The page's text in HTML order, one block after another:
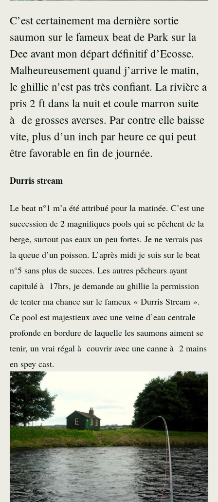
C’est certainement ma dernière sortie
saumon sur le fameux beat de Park sur la
Dee avant mon départ définitif d’Ecosse.
Malheureusement quand j’arrive le matin,
le ghillie n’est pas très confiant. La rivière a
pris 2 ft dans la nuit et coule marron suite
à de grosses averses. Par contre elle baisse
vite, plus d’un inch par heure ce qui peut
être favorable en fin de journée.
Durris stream
Le beat n°1 m’a été attribué pour la matinée. C’est une
succession de 2 magnifiques pools qui se pêchent de la
berge, surtout pas eaux un peu fortes. Je ne verrais pas
la queue d’un poisson. L’après midi je suis sur le beat
n°5 sans plus de succes. Les autres pêcheurs ayant
capitulé à 17hrs, je demande au ghillie la permission
de tenter ma chance sur le fameux « Durris Stream ».
Ce pool est majestieux avec une veine d’eau centrale
profonde en bordure de laquelle les saumons aiment se
tenir, un vrai régal à couvrir avec une canne à 2 mains
en spey cast.